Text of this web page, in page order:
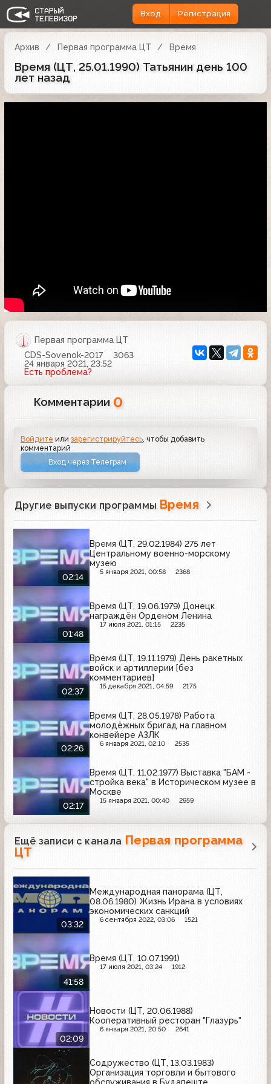
Вход Регистрация
Архив Первая программа ЦТ Время
Время (ЦТ, 25.01.1990) Татьянин день 100
лет назад
Первая программа ЦТ
CDS-Sovenok-2017
3063
24 января 2021, 23:52
Есть проблема?
Комментарии 0
Войдите илизарегистрируйтесь , чтобы добавить
комментарий
Вход через Телеграм
Другие выпуски программы Время
02:14
Время (ЦТ, 29.02.1984) 275 лет
Центральному военно-морскому
музею
5 января 2021, 00:58 2368
01:48
Время (ЦТ, 19.06.1979) Донецк
награждён Орденом Ленина
17 июля 2021, 01:15 2235
02:37
Время (ЦТ, 19.11.1979) День ракетных
войск и артиллерии [без
комментариев]
15 декабря 2021, 04:59 2175
02:26
Время (ЦТ, 28.05.1978) Работа
молодёжных бригад на главном
конвейере АЗЛК
6 января 2021, 02:10 2535
02:17
Время (ЦТ, 11.02.1977) Выставка "БАМ -
стройка века" в Историческом музее в
Москве
15 января 2021, 00:40 2959
Ещё записи с канала Первая программа
ЦТ
03:32
Международная панорама (ЦТ,
08.06.1980) Жизнь Ирана в условиях
экономических санкций
6 сентября 2022, 03:06 1521
41:58
Время (ЦТ, 10.07.1991)
17 июля 2021, 03:24 1912
02:09
Новости (ЦТ, 20.06.1988)
Кооперативный ресторан "Глазурь"
6 января 2021, 20:50 2641
Содружество (ЦТ, 13.03.1983)
Организация торговли и бытового